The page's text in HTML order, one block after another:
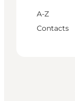
A-Z
Contacts